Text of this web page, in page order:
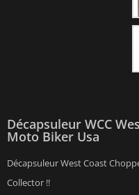
Décapsuleur WCC
Moto Biker Usa
Décapsuleur West Coast
Collector !!